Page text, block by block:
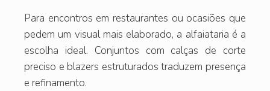
Para encontros em restaurantes ou ocasiões que
pedem um visual mais elaborado, a alfaiataria é a
escolha ideal. Conjuntos com calças de corte
preciso e blazers estruturados traduzem presença
e refinamento.